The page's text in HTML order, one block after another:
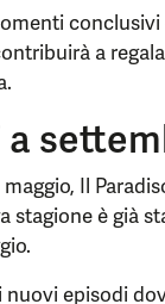
a
Il
stagione è già
nuovi episodi